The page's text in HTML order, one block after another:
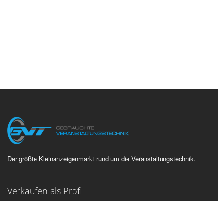
Der größte Kleinanzeigenmarkt rund um die Veranstaltungstechnik.
Verkaufen als Profi